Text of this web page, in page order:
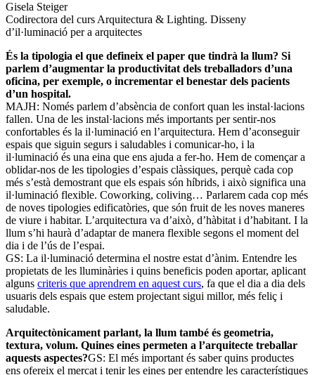
Gisela Steiger
Codirectora del curs Arquitectura & Lighting. Disseny
d’il·luminació per a arquitectes
És la tipologia el que defineix el paper que tindrà la llum? Si
parlem d’augmentar la productivitat dels treballadors d’una
oficina, per exemple, o incrementar el benestar dels pacients
d’un hospital.
MAJH: Només parlem d’absència de confort quan les instal·lacions
fallen. Una de les instal·lacions més importants per sentir-nos
confortables és la il·luminació en l’arquitectura. Hem d’aconseguir
espais que siguin segurs i saludables i comunicar-ho, i la
il·luminació és una eina que ens ajuda a fer-ho. Hem de començar a
oblidar-nos de les tipologies d’espais clàssiques, perquè cada cop
més s’està demostrant que els espais són híbrids, i això significa una
il·luminació flexible. Coworking, coliving… Parlarem cada cop més
de noves tipologies edificatòries, que són fruit de les noves maneres
de viure i habitar. L’arquitectura va d’això, d’hàbitat i d’habitant. I la
llum s’hi haurà d’adaptar de manera flexible segons el moment del
dia i de l’ús de l’espai.
GS: La il·luminació determina el nostre estat d’ànim. Entendre les
propietats de les lluminàries i quins beneficis poden aportar, aplicant
alguns criteris que aprendrem en aquest curs, fa que el dia a dia dels
usuaris dels espais que estem projectant sigui millor, més feliç i
saludable.
Arquitectònicament parlant, la llum també és geometria,
textura, volum. Quines eines permeten a l’arquitecte treballar
aquests aspectes?GS: El més important és saber quins productes
ens ofereix el mercat i tenir les eines per entendre les característiques